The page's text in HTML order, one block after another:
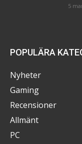
5
POPULÄRA
Nyheter
Gaming
Recensioner
Allmänt
PC